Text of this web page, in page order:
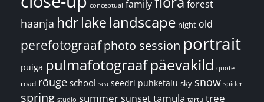
conceptual family forest
haanja hdrlake landscape night old
perefotograafphoto session portrait
puiga pulmafotograafpäevakild quote
road rõuge school sea seedri puhketalu sky snow spider
spring studio summersunsettamula tartu tree